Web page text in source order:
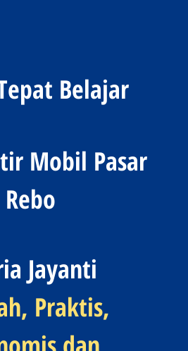
Belajar
Mobil Pasar
Rebo
Jayanti
Praktis,